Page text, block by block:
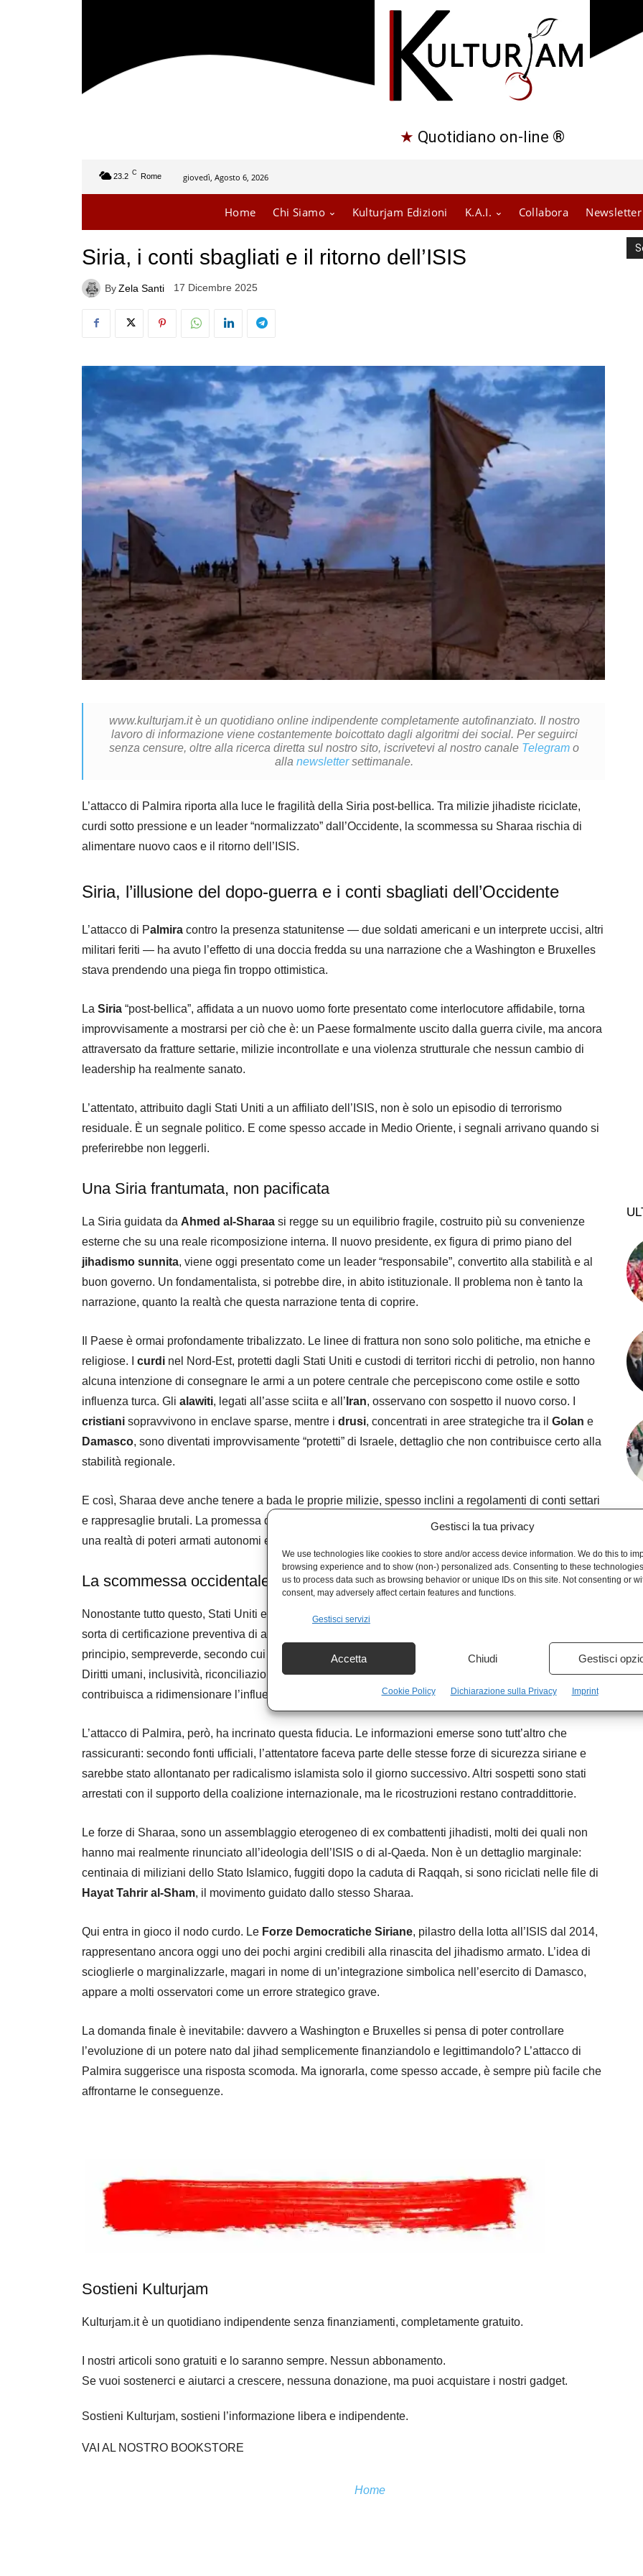
Gestisci la tua privacy
We use technologies like cookies to store and/or access device information. We do this to
browsing experience and to show (non-) personalized ads. Consenting to these
us to process data such as browsing behavior or unique IDs on this site. Not consenting or
consent, may adversely affect certain features and functions.
Gestisci servizi
Accetta Chiudi Gestisci
Cookie Policy Dichiarazione sulla Privacy Imprint
★ Quotidiano on-line ®
23.2 C Rome giovedì, Agosto 6, 2026
Home Chi Siamo Kulturjam Edizioni K.A.I. Collabora Newsletter
Siria, i conti sbagliati e il ritorno dell’ISIS
ByZela Santi 17 Dicembre 2025
www.kulturjam.it è un quotidiano online indipendente completamente autofinanziato. Il nostro
lavoro di informazione viene costantemente boicottato dagli algoritmi dei social. Per seguirci
senza censure, oltre alla ricerca diretta sul nostro sito, iscrivetevi al nostro canale Telegram o
allanewslettersettimanale.
L’attacco di Palmira riporta alla luce le fragilità della Siria post-bellica. Tra milizie jihadiste riciclate,
curdi sotto pressione e un leader “normalizzato” dall’Occidente, la scommessa su Sharaa rischia di
alimentare nuovo caos e il ritorno dell’ISIS.
Siria, l’illusione del dopo-guerra e i conti sbagliati dell’Occidente
L’attacco di Palmira contro la presenza statunitense — due soldati americani e un interprete uccisi, altri
militari feriti — ha avuto l’effetto di una doccia fredda su una narrazione che a Washington e Bruxelles
stava prendendo una piega fin troppo ottimistica.
La Siria “post-bellica”, affidata a un nuovo uomo forte presentato come interlocutore affidabile, torna
improvvisamente a mostrarsi per ciò che è: un Paese formalmente uscito dalla guerra civile, ma ancora
attraversato da fratture settarie, milizie incontrollate e una violenza strutturale che nessun cambio di
leadership ha realmente sanato.
L’attentato, attribuito dagli Stati Uniti a un affiliato dell’ISIS, non è solo un episodio di terrorismo
residuale. È un segnale politico. E come spesso accade in Medio Oriente, i segnali arrivano quando si
preferirebbe non leggerli.
Una Siria frantumata, non pacificata
La Siria guidata da Ahmed al-Sharaa si regge su un equilibrio fragile, costruito più su convenienze
esterne che su una reale ricomposizione interna. Il nuovo presidente, ex figura di primo piano del
jihadismo sunnita, viene oggi presentato come un leader “responsabile”, convertito alla stabilità e al
buon governo. Un fondamentalista, si potrebbe dire, in abito istituzionale. Il problema non è tanto la
narrazione, quanto la realtà che questa narrazione tenta di coprire.
Il Paese è ormai profondamente tribalizzato. Le linee di frattura non sono solo politiche, ma etniche e
religiose. I curdi nel Nord-Est, protetti dagli Stati Uniti e custodi di territori ricchi di petrolio, non hanno
alcuna intenzione di consegnare le armi a un potere centrale che percepiscono come ostile e sotto
influenza turca. Gli alawiti, legati all’asse sciita e all’ Iran, osservano con sospetto il nuovo corso. I
cristiani sopravvivono in enclave sparse, mentre i drusi, concentrati in aree strategiche tra il Golan e
Damasco, sono diventati improvvisamente “protetti” di Israele, dettaglio che non contribuisce certo alla
stabilità regionale.
E così, Sharaa deve anche tenere a bada le proprie milizie, spesso inclini a regolamenti di conti settari
e rappresaglie brutali. La promessa di uno Stato unitario e disciplinato si scontra quotidianamente con
una realtà di poteri armati autonomi e fedeltà intermittenti.
La scommessa occidentale su Sharaa
Nonostante tutto questo, Stati Uniti ed Europa hanno deciso di concedere al nuovo leader siriano una
sorta di certificazione preventiva di affidabilità democratica. Una “patente” politica rilasciata in nome del
principio, sempreverde, secondo cui il nemico del mio nemico può diventare un partner presentabile.
Diritti umani, inclusività, riconciliazione nazionale: temi improvvisamente secondari, purché Sharaa
contribuisca a ridimensionare l’influenza russa e iraniana nella regione.
L’attacco di Palmira, però, ha incrinato questa fiducia. Le informazioni emerse sono tutt’altro che
rassicuranti: secondo fonti ufficiali, l’attentatore faceva parte delle stesse forze di sicurezza siriane e
sarebbe stato allontanato per radicalismo islamista solo il giorno successivo. Altri sospetti sono stati
arrestati con il supporto della coalizione internazionale, ma le ricostruzioni restano contraddittorie.
Le forze di Sharaa, sono un assemblaggio eterogeneo di ex combattenti jihadisti, molti dei quali non
hanno mai realmente rinunciato all’ideologia dell’ISIS o di al-Qaeda. Non è un dettaglio marginale:
centinaia di miliziani dello Stato Islamico, fuggiti dopo la caduta di Raqqah, si sono riciclati nelle file di
Hayat Tahrir al-Sham, il movimento guidato dallo stesso Sharaa.
Qui entra in gioco il nodo curdo. Le Forze Democratiche Siriane, pilastro della lotta all’ISIS dal 2014,
rappresentano ancora oggi uno dei pochi argini credibili alla rinascita del jihadismo armato. L’idea di
scioglierle o marginalizzarle, magari in nome di un’integrazione simbolica nell’esercito di Damasco,
appare a molti osservatori come un errore strategico grave.
La domanda finale è inevitabile: davvero a Washington e Bruxelles si pensa di poter controllare
l’evoluzione di un potere nato dal jihad semplicemente finanziandolo e legittimandolo? L’attacco di
Palmira suggerisce una risposta scomoda. Ma ignorarla, come spesso accade, è sempre più facile che
affrontarne le conseguenze.
Sostieni Kulturjam
Kulturjam.it è un quotidiano indipendente senza finanziamenti, completamente gratuito.
I nostri articoli sono gratuiti e lo saranno sempre. Nessun abbonamento.
Se vuoi sostenerci e aiutarci a crescere, nessuna donazione, ma puoi acquistare i nostri gadget.
Sostieni Kulturjam, sostieni l’informazione libera e indipendente.
VAI AL NOSTRO BOOKSTORE
Home